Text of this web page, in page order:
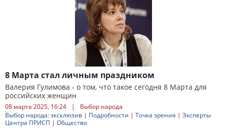
8 Марта стал личным праздником
Валерия Гулимова - о том, что такое сегодня 8 Марта для
российских женщин
08 марта 2025, 16:24 |
Выбор народа
Выбор народа: эксклюзив | Подробности | Точка зрения | Эксперты
Центра ПРИСП | Общество